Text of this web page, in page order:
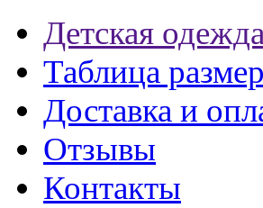
Детская одежда
Таблица
Доставка и
Отзывы
Контакты